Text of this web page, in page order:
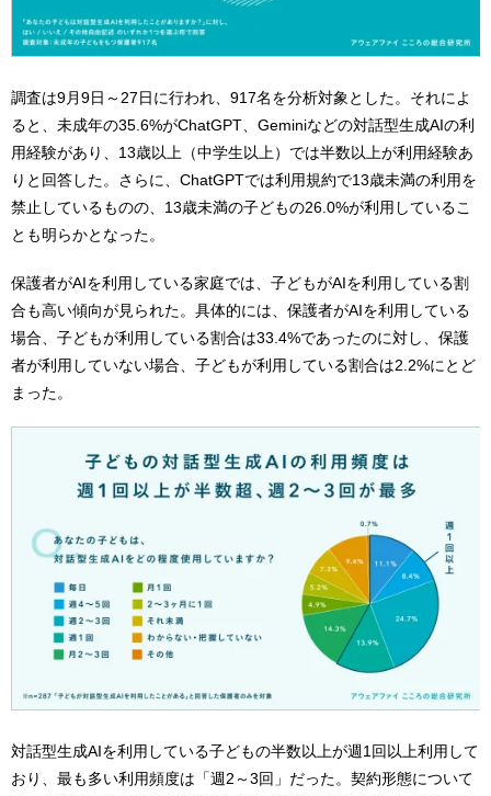
調査は9月9日～27日に行われ、917名を分析対象とした。それによ
ると、未成年の35.6%がChatGPT、Geminiなどの対話型生成AIの利
用経験があり、13歳以上（中学生以上）では半数以上が利用経験あ
りと回答した。さらに、ChatGPTでは利用規約で13歳未満の利用を
禁止しているものの、13歳未満の子どもの26.0%が利用しているこ
とも明らかとなった。
保護者がAIを利用している家庭では、子どもがAIを利用している割
合も高い傾向が見られた。具体的には、保護者がAIを利用している
場合、子どもが利用している割合は33.4%であったのに対し、保護
者が利用していない場合、子どもが利用している割合は2.2%にとど
まった。
対話型生成AIを利用している子どもの半数以上が週1回以上利用して
おり、最も多い利用頻度は「週2～3回」だった。契約形態について